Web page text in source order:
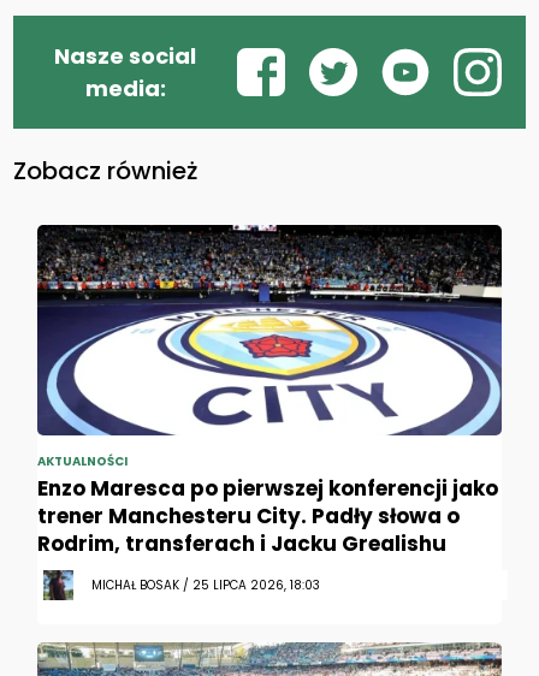
Nasze social
media:
Zobacz również
AKTUALNOŚCI
Enzo Maresca po pierwszej konferencji jako
trener Manchesteru City. Padły słowa o
Rodrim, transferach i Jacku Grealishu
MICHAŁ BOSAK / 25 LIPCA 2026, 18:03